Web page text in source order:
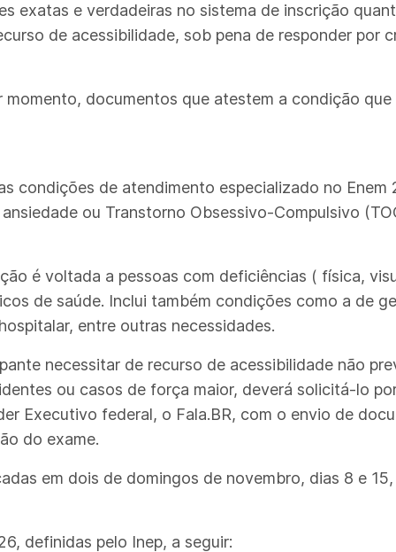
exatas e verdadeiras no sistema de inscrição
de acessibilidade, sob pena de responder por
momento, documentos que atestem a condição
condições de atendimento especializado no
ou Transtorno Obsessivo-Compulsivo
é voltada a pessoas com deficiências ( física,
de saúde. Inclui também condições como a de
entre outras necessidades.
necessitar de recurso de acessibilidade não
ou casos de força maior, deverá solicitá-lo
Executivo federal, o Fala.BR, com o envio de
do exame.
em dois de domingos de novembro, dias 8 e
definidas pelo Inep, a seguir: